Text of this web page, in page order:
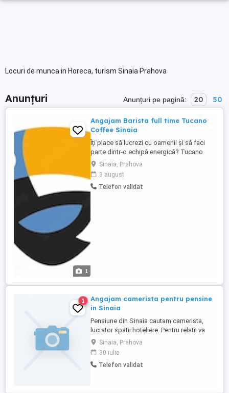
Locuri de munca in Horeca, turism Sinaia Prahova
Anunțuri Anunțuri pe pagină: 20 50
1
Angajam Barista full time Tucano
Coffee Sinaia
Îți place să lucrezi cu oamenii și să faci
parte dintr-o echipă energică? Tucano
Coffee își mărește echipa și caută
coleg(ă) pentru postul de Barista Full
Time sau Part Time ( Weekend + Vacante)
Ce vei face: Prepari băuturi pe bază de
Sinaia, Prahova
3 august
Telefon validat
1
Angajam camerista pentru pensine
in Sinaia
Pensiune din Sinaia cautam camerista,
lucrator spatii hoteliere. Pentru relatii va
asteptam la telefon
Sinaia, Prahova
30 iulie
Telefon validat